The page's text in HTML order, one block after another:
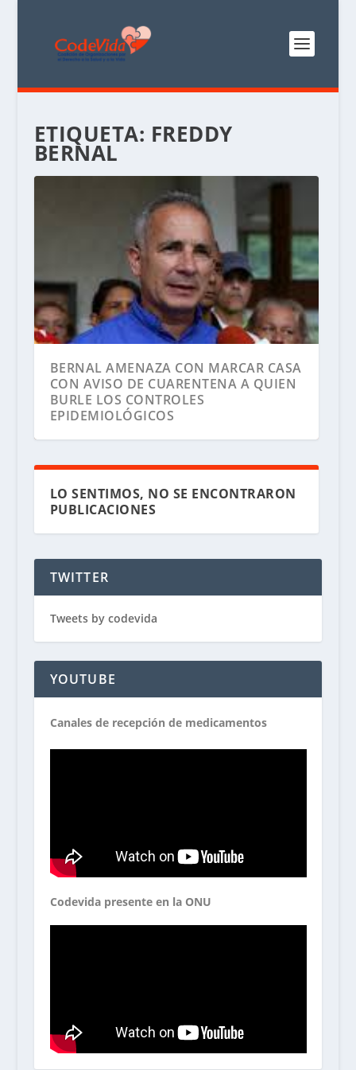
ETIQUETA: FREDDY
BERNAL
BERNAL AMENAZA CON MARCAR CASA
CON AVISO DE CUARENTENA A QUIEN
BURLE LOS CONTROLES
EPIDEMIOLÓGICOS
LO SENTIMOS, NO SE ENCONTRARON
PUBLICACIONES
TWITTER
Tweets by codevida
YOUTUBE
Canales de recepción de medicamentos
Codevida presente en la ONU